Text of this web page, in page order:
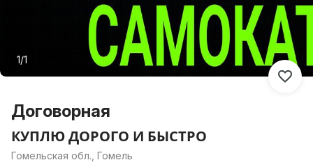
1/1
Договорная
КУПЛЮ ДОРОГО И БЫСТРО
Гомельская обл., Гомель